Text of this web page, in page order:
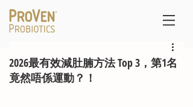
2026最有效減肚腩方法 Top 3，第1名
竟然唔係運動？！